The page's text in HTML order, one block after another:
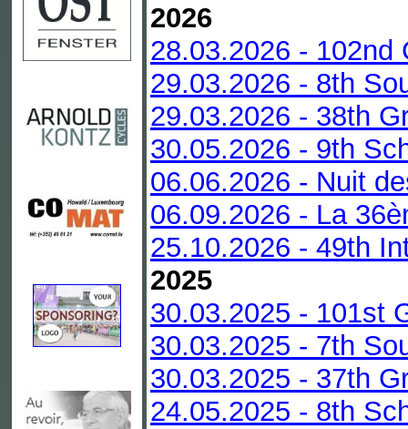
2026
28.03.2026 - 102nd
29.03.2026 - 8th
29.03.2026 - 38th
30.05.2026 - 9th
06.06.2026 - Nuit
06.09.2026 - La
25.10.2026 - 49th
2025
30.03.2025 - 101st
30.03.2025 - 7th
30.03.2025 - 37th
24.05.2025 - 8th